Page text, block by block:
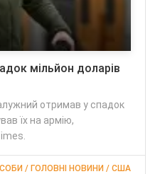
мільйон доларів
отримав у спадок
їх на армію,
/ ГОЛОВНІ НОВИНИ / США